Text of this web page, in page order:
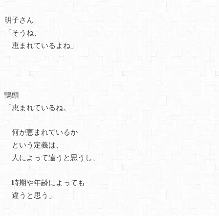
明子さん
「そうね、
恵まれているよね」
鴨頭
「恵まれているね。
何が恵まれているか
という定義は、
人によって違うと思うし、
時期や年齢によっても
違うと思う」